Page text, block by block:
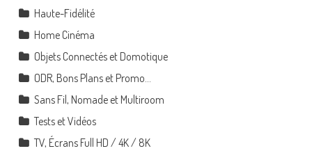
Haute-Fidélité
Home Cinéma
Objets Connectés et Domotique
ODR, Bons Plans et Promo…
Sans Fil, Nomade et Multiroom
Tests et Vidéos
TV, Écrans Full HD / 4K / 8K